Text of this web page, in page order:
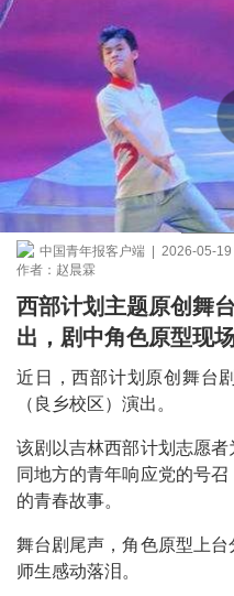
中国青年报客户端 | 2026-05-19
作者：赵晨霖
西部计划主题原创舞
出，剧中角色原型现
近日，西部计划原创舞台
（良乡校区）演出。
该剧以吉林西部计划志愿
同地方的青年响应党的号
的青春故事。
舞台剧尾声，角色原型上
师生感动落泪。